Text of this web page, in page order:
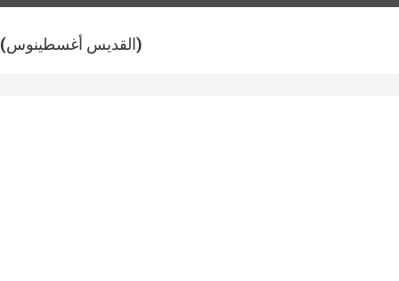
(القديس أغسطينوس)